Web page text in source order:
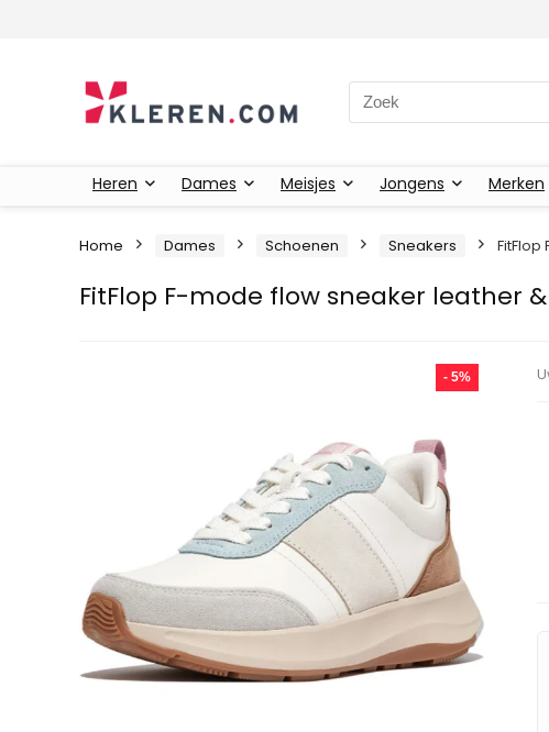
Zoeken naar:
Heren Dames Meisjes Jongens Merken
Home Dames Schoenen Sneakers
FitFlop F-mode flow sneaker leather
- 5%